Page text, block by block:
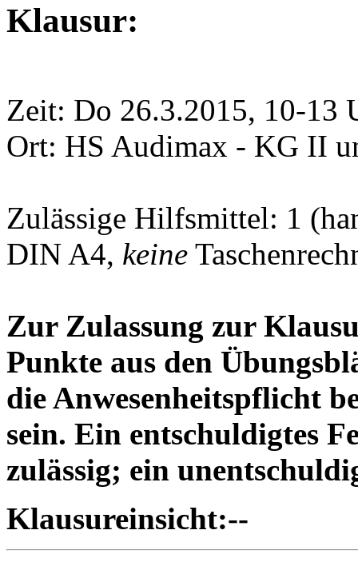
Klausur:
Zeit: Do 26.3.2015, 10-13
Ort: HS Audimax - KG II
Zulässige Hilfsmittel: 1
DIN A4, keine
Zur Zulassung zur
Punkte aus den
die Anwesenheitspflicht
sein. Ein entschuldigtes
zulässig; ein
Klausureinsicht:--